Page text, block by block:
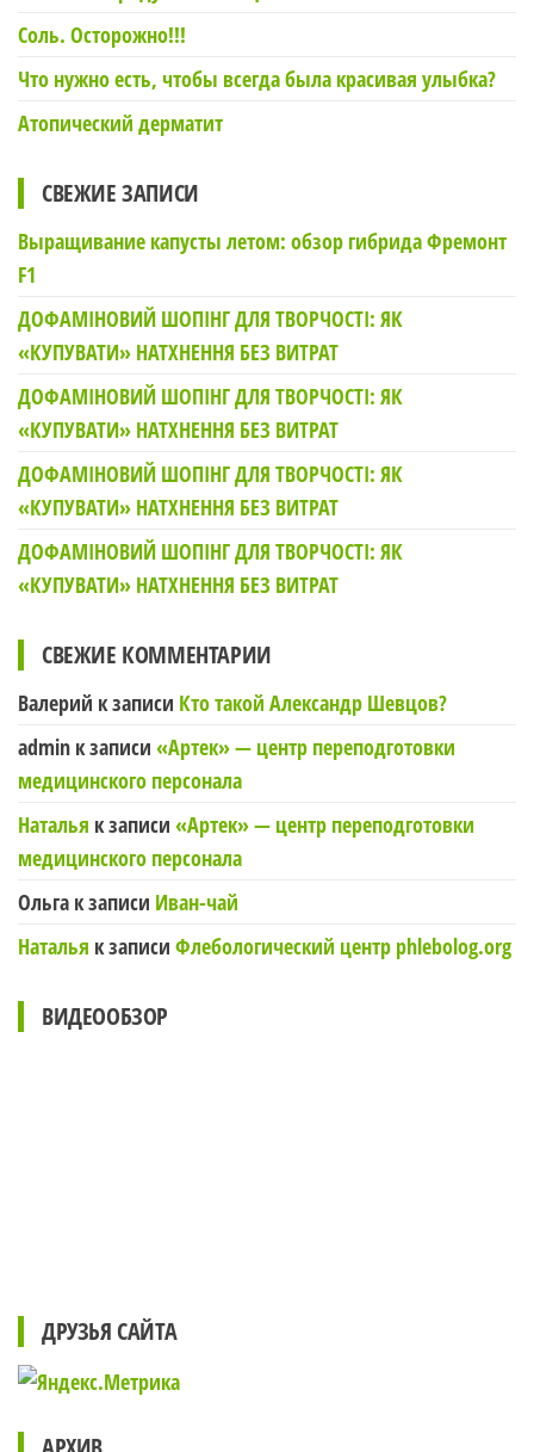
Соль. Осторожно!!!
Что нужно есть, чтобы всегда была красивая улыбка?
Атопический дерматит
СВЕЖИЕ ЗАПИСИ
Выращивание капусты летом: обзор гибрида Фремонт
F1
ДОФАМІНОВИЙ ШОПІНГ ДЛЯ ТВОРЧОСТІ: ЯК
«КУПУВАТИ» НАТХНЕННЯ БЕЗ ВИТРАТ
ДОФАМІНОВИЙ ШОПІНГ ДЛЯ ТВОРЧОСТІ: ЯК
«КУПУВАТИ» НАТХНЕННЯ БЕЗ ВИТРАТ
ДОФАМІНОВИЙ ШОПІНГ ДЛЯ ТВОРЧОСТІ: ЯК
«КУПУВАТИ» НАТХНЕННЯ БЕЗ ВИТРАТ
ДОФАМІНОВИЙ ШОПІНГ ДЛЯ ТВОРЧОСТІ: ЯК
«КУПУВАТИ» НАТХНЕННЯ БЕЗ ВИТРАТ
СВЕЖИЕ КОММЕНТАРИИ
Валерий к записи Кто такой Александр Шевцов?
admin к записи «Артек» — центр переподготовки
медицинского персонала
Наталья к записи «Артек» — центр переподготовки
медицинского персонала
Ольга к записи Иван-чай
Наталья к записи Флебологический центр phlebolog.org
ВИДЕООБЗОР
ДРУЗЬЯ САЙТА